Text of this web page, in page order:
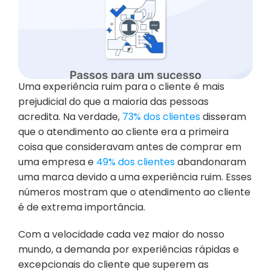
Uma experiência ruim para o cliente é mais
prejudicial do que a maioria das pessoas
acredita. Na verdade, 73% dos clientes disseram
que o atendimento ao cliente era a primeira
coisa que consideravam antes de comprar em
uma empresa e 49% dos clientes abandonaram
uma marca devido a uma experiência ruim. Esses
números mostram que o atendimento ao cliente
é de extrema importância.
Com a velocidade cada vez maior do nosso
mundo, a demanda por experiências rápidas e
excepcionais do cliente que superem as